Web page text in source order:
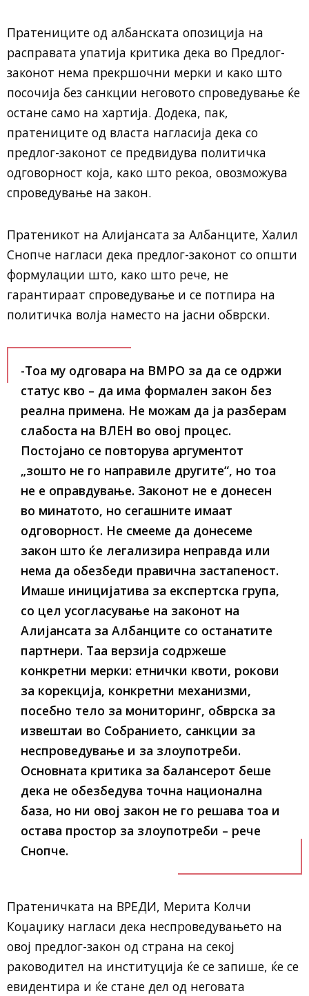
Пратениците од албанската опозиција на
расправата упатија критика дека во Предлог-
законот нема прекршочни мерки и како што
посочија без санкции неговото спроведување ќе
остане само на хартија. Додека, пак,
пратениците од власта нагласија дека со
предлог-законот се предвидува политичка
одговорност која, како што рекоа, овозможува
спроведување на закон.
Пратеникот на Алијансата за Албанците, Халил
Снопче нагласи дека предлог-законот со општи
формулации што, како што рече, не
гарантираат спроведување и се потпира на
политичка волја наместо на јасни обврски.
-Тоа му одговара на ВМРО за да се одржи
статус кво – да има формален закон без
реална примена. Не можам да ја разберам
слабоста на ВЛЕН во овој процес.
Постојано се повторува аргументот
„зошто не го направиле другите“, но тоа
не е оправдување. Законот не е донесен
во минатото, но сегашните имаат
одговорност. Не смееме да донесеме
закон што ќе легализира неправда или
нема да обезбеди правична застапеност.
Имаше иницијатива за експертска група,
со цел усогласување на законот на
Алијансата за Албанците со останатите
партнери. Таа верзија содржеше
конкретни мерки: етнички квоти, рокови
за корекција, конкретни механизми,
посебно тело за мониторинг, обврска за
извештаи во Собранието, санкции за
неспроведување и за злоупотреби.
Основната критика за балансерот беше
дека не обезбедува точна национална
база, но ни овој закон не го решава тоа и
остава простор за злоупотреби – рече
Снопче.
Пратеничката на ВРЕДИ, Мерита Колчи
Коџаџику нагласи дека неспроведувањето на
овој предлог-закон од страна на секој
раководител на институција ќе се запише, ќе се
евидентира и ќе стане дел од неговата